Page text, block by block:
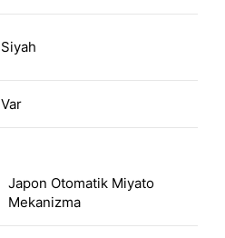
Siyah
Var
Japon Otomatik Miyato
Mekanizma